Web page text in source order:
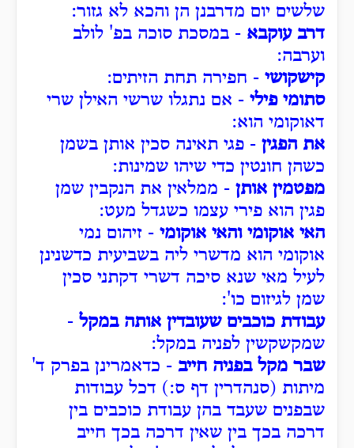
שלשים יום מדרבנן הן והכא לא גזור:
דרב עוקבא - במסכת סוכה בפ' לולב
וערבה:
קישקושי - חפירה תחת הזיתים:
סתומי פילי - אם נתגלו שרשי האילן שרי
דאוקומי הוא:
את הפגין - פגי תאינה סכין אותן בשמן
כשהן חונטין כדי שיהו שמינות:
מפטמין אותן - ממלאין את הנקבין שמן
פגין הוא פירי עצמו כשגדל מעט:
האי אוקומי והאי אוקומי - זיהום נמי
אוקומי הוא מדשרי ליה בשביעית כדשנינן
לעיל מאי שנא סיכה דשרי דקתני סכין
שמן לגיזום כו':
עבודת כוכבים שעובדין אותה במקל -
שמקשקשין לפניה במקל:
שבר מקל בפניה חייב - כדאמרינן בפרק ד'
מיתות (סנהדרין דף ס:) דכל עבודות
שבפנים שעבד בהן עבודת כוכבים בין
דרכה בכך בין שאין דרכה בכך חייב